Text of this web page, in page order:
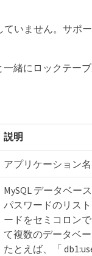
いません。サポ
一緒にロックテー
説明
アプリケーション名
MySQL データベー
パスワードのリス
ードをセミコロン
て複数のデータベ
たとえば、「